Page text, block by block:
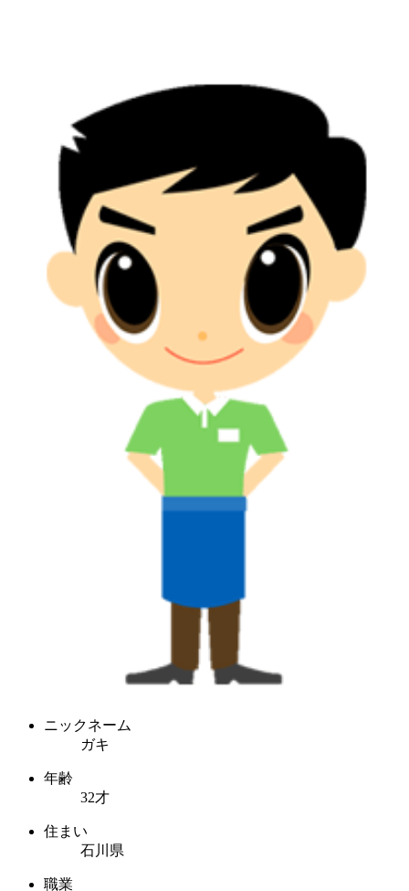
ニックネーム
ガキ
年齢
32才
住まい
石川県
職業